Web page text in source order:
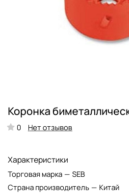
Коронка
0 Нет отзывов
Характеристики
Торговая марка — SEB
Страна производитель — Китай